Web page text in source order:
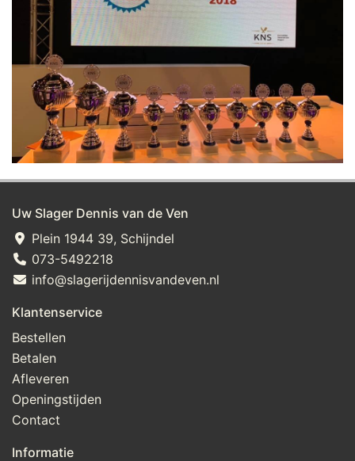
Uw Slager Dennis van de Ven
Plein 1944 39, Schijndel
073-5492218
info@slagerijdennisvandeven.nl
Klantenservice
Bestellen
Betalen
Afleveren
Openingstijden
Contact
Informatie